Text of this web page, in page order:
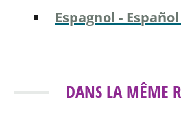
Espagnol - Español
DANS LA MÊME